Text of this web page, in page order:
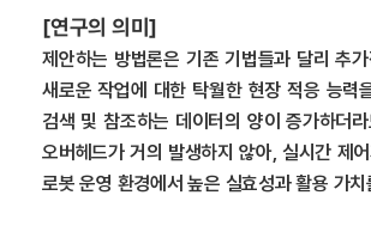
[연구의 의미]
제안하는 방법론은 기존 기법들과 달리 추
새로운 작업에 대한 탁월한 현장 적응 능력
검색 및 참조하는 데이터의 양이 증가하더
오버헤드가 거의 발생하지 않아, 실시간 제
로봇 운영 환경에서 높은 실효성과 활용 가치